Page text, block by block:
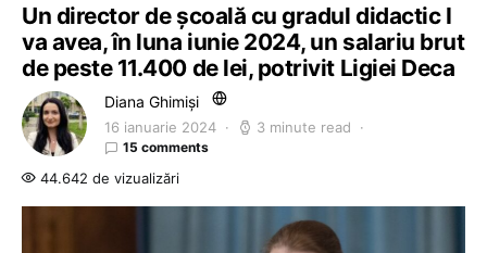
Un director de școală cu gradul didactic I
va avea, în luna iunie 2024, un salariu brut
de peste 11.400 de lei, potrivit Ligiei Deca
Diana Ghimiși
16 ianuarie 2024 3 minute read
15 comments
44.642 de vizualizări